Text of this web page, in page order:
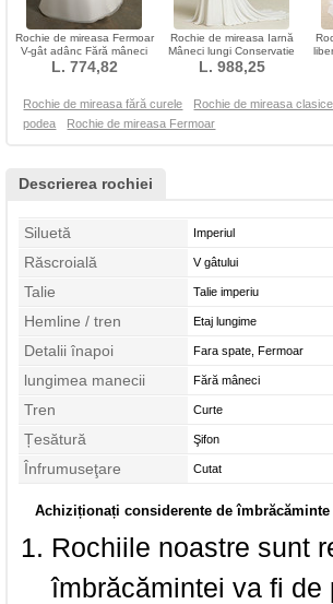
Rochie de mireasa Fermoar
V-gât adânc Fără mâneci
Sală A-linie
L. 774,82
Rochie de mireasa Iarnă
Mâneci lungi Conservatie
Talie naturale
L. 988,25
Rochie de mireasa fără curele Rochie de mireasa clasice
podea
Rochie de mireasa Fermoar
Descrierea rochiei
Siluetă Imperiul
Răscroială V gâtului
Talie Talie imperiu
Hemline / tren Etaj lungime
Detalii înapoi Fara spate, Fermoar
lungimea manecii Fără mâneci
Tren Curte
Țesătură Şifon
Înfrumuseţare Cutat
Achiziționați considerente de îmbrăcăminte
Rochiile noastre sunt
îmbrăcămintei va fi de